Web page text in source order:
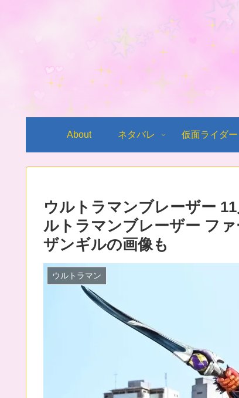
About ネタバレ 仮面ライダー
ウルトラマンブレーザー
ルトラマンブレーザー フ
ザンギルの画像も
ウルトラマン